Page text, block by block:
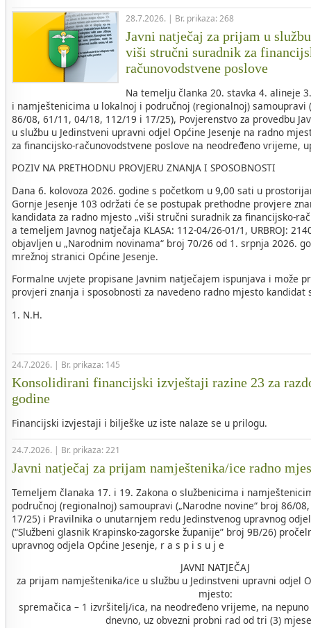
28.7.2026. | Br. prikaza: 268
Javni natječaj za prijam u
viši stručni suradnik za
računovodstvene poslove
Na temelju članka 20. stavka 4. alineje
i namještenicima u lokalnoj i područnoj (regionalnoj) samoupravi
86/08, 61/11, 04/18, 112/19 i 17/25), Povjerenstvo za provedbu
u službu u Jedinstveni upravni odjel Općine Jesenje na radno
za financijsko-računovodstvene poslove na neodređeno vrijeme,
POZIV NA PRETHODNU PROVJERU ZNANJA I SPOSOBNOSTI
Dana 6. kolovoza 2026. godine s početkom u 9,00 sati u
Gornje Jesenje 103 održati će se postupak prethodne provjere
kandidata za radno mjesto „viši stručni suradnik za financijsko-
a temeljem Javnog natječaja KLASA: 112-04/26-01/1, URBROJ:
objavljen u „Narodnim novinama“ broj 70/26 od 1. srpnja 2026.
mrežnoj stranici Općine Jesenje.
Formalne uvjete propisane Javnim natječajem ispunjava i može
provjeri znanja i sposobnosti za navedeno radno mjesto
1. N.H.
24.7.2026. | Br. prikaza: 145
Konsolidirani financijski izvještaji razine 23 za
godine
Financijski izvjestaji i bilješke uz iste nalaze se u prilogu.
24.7.2026. | Br. prikaza: 221
Javni natječaj za prijam namještenika/ice radno
Temeljem članaka 17. i 19. Zakona o službenicima i
područnoj (regionalnoj) samoupravi („Narodne novine“ broj 86/
17/25) i Pravilnika o unutarnjem redu Jedinstvenog upravnog
(“Službeni glasnik Krapinsko-zagorske županije” broj 9B/26)
upravnog odjela Općine Jesenje, r a s p i s u j e
JAVNI NATJEČAJ
za prijam namještenika/ice u službu u Jedinstveni upravni odjel
mjesto:
spremačica – 1 izvršitelj/ica, na neodređeno vrijeme, na
dnevno, uz obvezni probni rad od tri (3)